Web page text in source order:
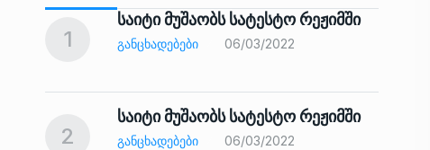
1
საიტი მუშაობს სატესტო რეჟიმში
ᲒᲐᲜᲪᲮᲐᲓᲔᲑᲔᲑᲘ 06/03/2022
2
საიტი მუშაობს სატესტო რეჟიმში
ᲒᲐᲜᲪᲮᲐᲓᲔᲑᲔᲑᲘ 06/03/2022